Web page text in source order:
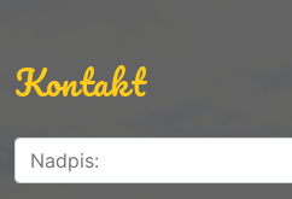
Kontakt